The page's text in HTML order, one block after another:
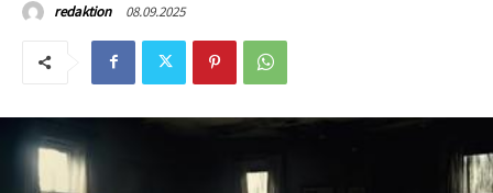
redaktion 08.09.2025